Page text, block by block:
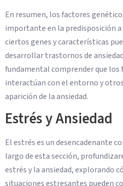
En resumen, los factores
importante en la predisposición a
ciertos genes y características
desarrollar trastornos de
fundamental comprender que los
interactúan con el entorno y
aparición de la ansiedad.
Estrés y Ansiedad
El estrés es un desencadenante
largo de esta sección,
estrés y la ansiedad, explorando
situaciones estresantes pueden